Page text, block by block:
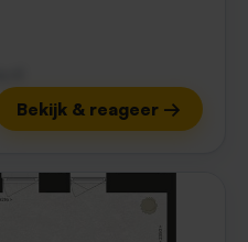
Bekijk & reageer →